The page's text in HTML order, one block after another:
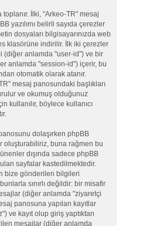
İlki, "Arkeo-TR" mesaj
yazılımı belirli sayıda çerezler
dosyaları bilgisayarınızda web
klasörüne indirilir. İlk iki çerezler
(diğer anlamda "user-id") ve bir
anlamda "session-id") içerir, bu
otomatik olarak atanır.
mesaj panosundaki başlıkları
ve okumuş olduğunuz
kullanılır, böylece kullanıcı
dolaşırken phpBB
oluşturabiliriz, buna rağmen bu
dışında sadece phpBB
sayfalar kastedilmektedir.
bize gönderilen bilgileri
sınırlı değildir: bir misafir
(diğer anlamda "ziyaretçi
panosuna yapılan kayıtlar
ve kayıt olup giriş yaptıktan
mesajlar (diğer anlamda